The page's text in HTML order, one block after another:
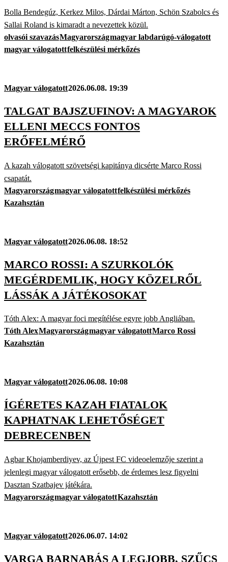
Bolla Bendegúz, Kerkez Milos, Dárdai Márton, Schön Szabolcs és
Sallai Roland is kimaradt a nevezettek közül.
olvasói szavazásMagyarországmagyar labdarúgó-válogatott
magyar válogatottfelkészülési mérkőzés
Magyar válogatott2026.06.08. 19:39
TALGAT BAJSZUFINOV: A MAGYAROK
ELLENI MECCS FONTOS
ERŐFELMÉRŐ
A kazah válogatott szövetségi kapitánya dicsérte Marco Rossi
csapatát.
Magyarországmagyar válogatottfelkészülési mérkőzés
Kazahsztán
Magyar válogatott2026.06.08. 18:52
MARCO ROSSI: A SZURKOLÓK
MEGÉRDEMLIK, HOGY KÖZELRŐL
LÁSSÁK A JÁTÉKOSOKAT
Tóth Alex: A magyar foci megítélése egyre jobb Angliában.
Tóth AlexMagyarországmagyar válogatottMarco Rossi
Kazahsztán
Magyar válogatott2026.06.08. 10:08
ÍGÉRETES KAZAH FIATALOK
KAPHATNAK LEHETŐSÉGET
DEBRECENBEN
Agbar Khojamberdiyev, az Újpest FC videoelemzője szerint a
jelenlegi magyar válogatott erősebb, de érdemes lesz figyelni
Dasztan Szatbajev játékára.
Magyarországmagyar válogatottKazahsztán
Magyar válogatott2026.06.07. 14:02
VARGA BARNABÁS A LEGJOBB, SZŰCS